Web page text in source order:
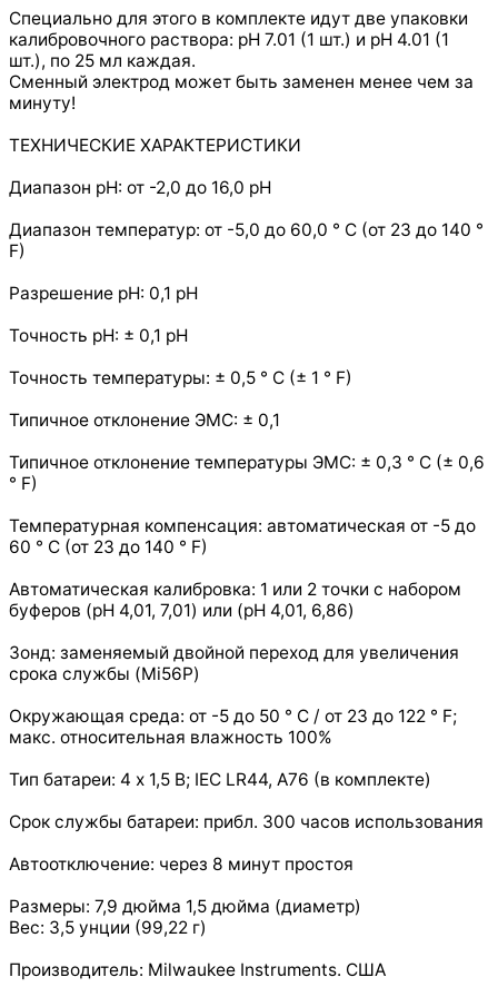
Специально для этого в комплекте идут две упаковки
калибровочного раствора: рН 7.01 (1 шт.) и рН 4.01 (1
шт.), по 25 мл каждая.
Сменный электрод может быть заменен менее чем за
минуту!
ТЕХНИЧЕСКИЕ ХАРАКТЕРИСТИКИ
Диапазон pH: от -2,0 до 16,0 pH
Диапазон температур: от -5,0 до 60,0 ° C (от 23 до 140 °
F)
Разрешение pH: 0,1 pH
Точность pH: ± 0,1 pH
Точность температуры: ± 0,5 ° C (± 1 ° F)
Типичное отклонение ЭМС: ± 0,1
Типичное отклонение температуры ЭМС: ± 0,3 ° C (± 0,6
° F)
Температурная компенсация: автоматическая от -5 до
60 ° C (от 23 до 140 ° F)
Автоматическая калибровка: 1 или 2 точки с набором
буферов (pH 4,01, 7,01) или (pH 4,01, 6,86)
Зонд: заменяемый двойной переход для увеличения
срока службы (Mi56P)
Окружающая среда: от -5 до 50 ° C / от 23 до 122 ° F;
макс. относительная влажность 100%
Тип батареи: 4 х 1,5 В; IEC LR44, A76 (в комплекте)
Срок службы батареи: прибл. 300 часов использования
Автоотключение: через 8 минут простоя
Размеры: 7,9 дюйма 1,5 дюйма (диаметр)
Вес: 3,5 унции (99,22 г)
Производитель: Milwaukee Instruments. США